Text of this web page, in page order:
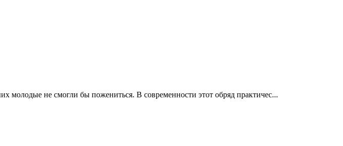
молодые не смогли бы пожениться. В современности этот обряд практичес...